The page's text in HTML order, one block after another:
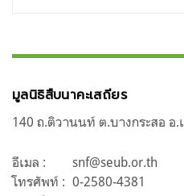
มูลนิธิสืบนาคะเสถียร
140 ถ.ติวานนท์ ต.บางกระสอ
อีเมล :
snf@seub.or.th
โทรศัพท์ : 0-2580-4381